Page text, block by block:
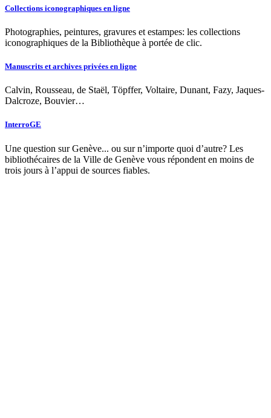
Collections iconographiques en ligne
Photographies, peintures, gravures et estampes: les collections
iconographiques de la Bibliothèque à portée de clic.
Manuscrits et archives privées en ligne
Calvin, Rousseau, de Staël, Töpffer, Voltaire, Dunant, Fazy, Jaques-
Dalcroze, Bouvier…
InterroGE
Une question sur Genève... ou sur n’importe quoi d’autre? Les
bibliothécaires de la Ville de Genève vous répondent en moins de
trois jours à l’appui de sources fiables.